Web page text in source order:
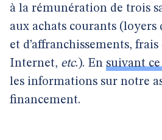
à la rémunération de trois
aux achats courants (loyers
et d’affranchissements,
Internet, etc.). En suivant
les informations sur notre
financement.